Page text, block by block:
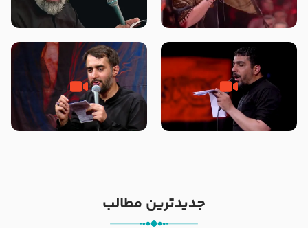
جانا جانا ابی عبدالله – کربلایی جواد
مقدم – شب هشتم محرم 1448 –
مادر منم مثل تو خمیدم – حاج
محمود کریمی – شهادت حضرت
هیئت رایة العباس علیه السلام
تک ، عبّاس، صاحب دل‌هاست –
حاج حنیف طاهری – عزاداری شب
من غلام نوکراتم من عاشق کربلاتم
– شور زمینه – شب هفتم – محرم
جدیدترین مطالب